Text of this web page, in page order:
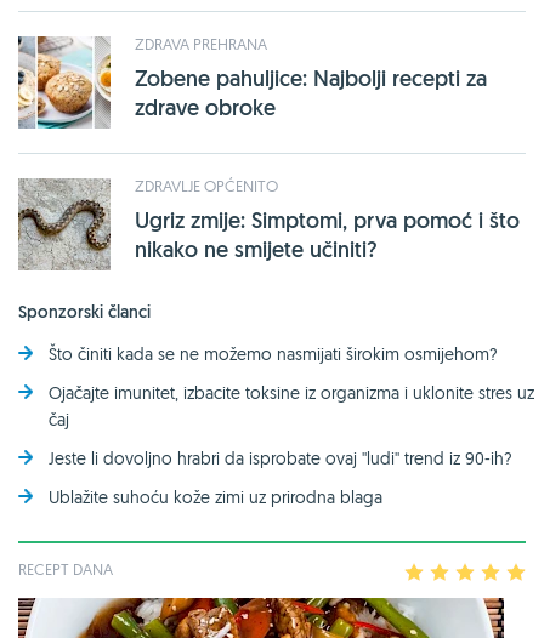
ZDRAVA PREHRANA
Zobene pahuljice: Najbolji recepti za
zdrave obroke
ZDRAVLJE OPĆENITO
Ugriz zmije: Simptomi, prva pomoć i što
nikako ne smijete učiniti?
Sponzorski članci
Što činiti kada se ne možemo nasmijati širokim osmijehom?
Ojačajte imunitet, izbacite toksine iz organizma i uklonite stres uz
čaj
Jeste li dovoljno hrabri da isprobate ovaj ''ludi'' trend iz 90-ih?
Ublažite suhoću kože zimi uz prirodna blaga
RECEPT DANA 2 3 4